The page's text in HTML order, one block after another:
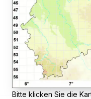
Bitte klicken Sie die